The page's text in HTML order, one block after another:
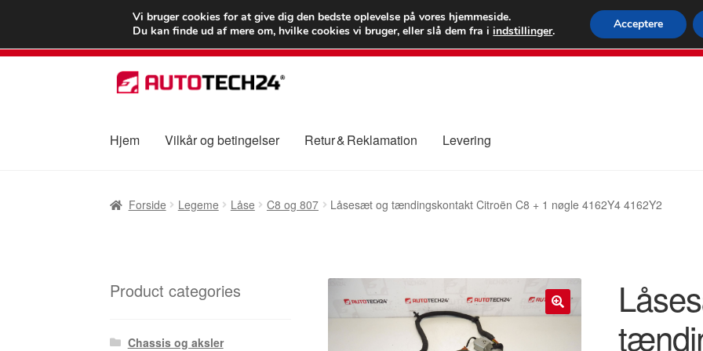
LEVERING fra 55 kr.
FEDEX
80 82
Spring
til
Spring
til
Hjem Vilkår og betingelser Retur & Reklamation Levering
Forside Legeme Låse C8 og 807 Låsesæt og tændingskontakt Citroën C8 + 1 nøgle 4162Y4 4162Y2
Product categories
Chassis og aksler
Vi bruger cookies for at give dig den bedste oplevelse på vores hjemmeside.
Du kan finde ud af mere om, hvilke cookies vi bruger, eller slå dem fra iindstillinger. Acceptere